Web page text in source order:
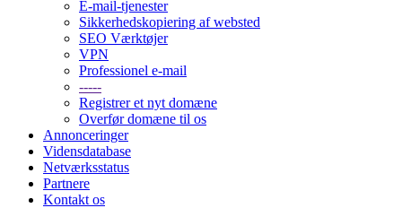
E-mail-tjenester
Sikkerhedskopiering af websted
SEO Værktøjer
VPN
Professionel e-mail
-----
Registrer et nyt domæne
Overfør domæne til os
Annonceringer
Vidensdatabase
Netværksstatus
Partnere
Kontakt os